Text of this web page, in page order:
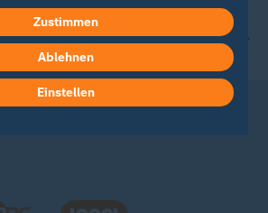
widerrufen oder ändern.
Impressum.
findest du in unserer
Zustimmen
Ablehnen
Einstellen